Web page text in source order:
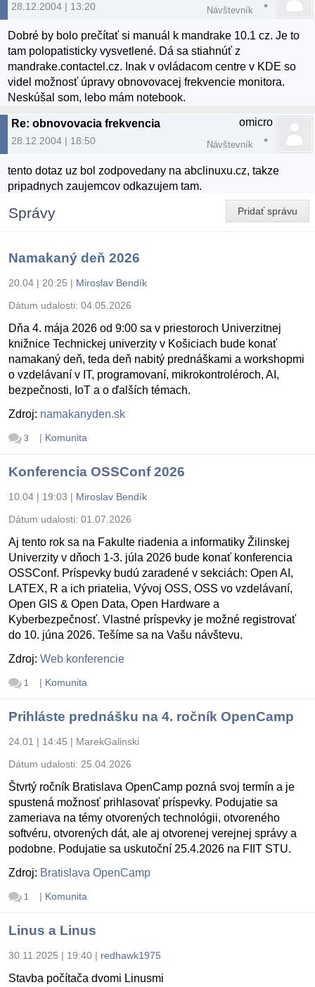
28.12.2004 | 13:20 Návštevník
Dobré by bolo prečítať si manuál k mandrake 10.1 cz. Je to
tam polopatisticky vysvetlené. Dá sa stiahnúť z
mandrake.contactel.cz. Inak v ovládacom centre v KDE so
videl možnosť úpravy obnovovacej frekvencie monitora.
Neskúšal som, lebo mám notebook.
Re: obnovovacia frekvencia
28.12.2004 | 18:50
omicro
Návštevník
tento dotaz uz bol zodpovedany na abclinuxu.cz, takze
pripadnych zaujemcov odkazujem tam.
Pridať správu
Správy
Namakaný deň 2026
20.04 | 20:25 | Miroslav Bendík
Dátum udalosti: 04.05.2026
Dňa 4. mája 2026 od 9:00 sa v priestoroch Univerzitnej
knižnice Technickej univerzity v Košiciach bude konať
namakaný deň, teda deň nabitý prednáškami a workshopmi
o vzdelávaní v IT, programovaní, mikrokontroléroch, AI,
bezpečnosti, IoT a o ďalších témach.
Zdroj: namakanyden.sk
3 | Komunita
Konferencia OSSConf 2026
10.04 | 19:03 | Miroslav Bendík
Dátum udalosti: 01.07.2026
Aj tento rok sa na Fakulte riadenia a informatiky Žilinskej
Univerzity v dňoch 1-3. júla 2026 bude konať konferencia
OSSConf. Príspevky budú zaradené v sekciách: Open AI,
LATEX, R a ich priatelia, Vývoj OSS, OSS vo vzdelávaní,
Open GIS & Open Data, Open Hardware a
Kyberbezpečnosť. Vlastné príspevky je možné registrovať
do 10. júna 2026. Tešíme sa na Vašu návštevu.
Zdroj: Web konferencie
1 | Komunita
Prihláste prednášku na 4. ročník OpenCamp
24.01 | 14:45 | MarekGalinski
Dátum udalosti: 25.04.2026
Štvrtý ročník Bratislava OpenCamp pozná svoj termín a je
spustená možnosť prihlasovať príspevky. Podujatie sa
zameriava na témy otvorených technológii, otvoreného
softvéru, otvorených dát, ale aj otvorenej verejnej správy a
podobne. Podujatie sa uskutoční 25.4.2026 na FIIT STU.
Zdroj: Bratislava OpenCamp
1 | Komunita
Linus a Linus
30.11.2025 | 19:40 | redhawk1975
Stavba počítača dvomi Linusmi